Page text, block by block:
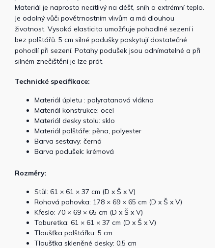
Materiál je naprosto necitlivý na déšť, sníh a extrémní teplo.
Je odolný vůči povětrnostním vlivům a má dlouhou
životnost. Vysoká elasticita umožňuje pohodlné sezení i
bez polštářů. 5 cm silné podušky poskytují dostatečné
pohodlí při sezení. Potahy podušek jsou odnímatelné a při
silném znečištění je lze prát.
Technické specifikace:
Materiál úpletu : polyratanová vlákna
Materiál konstrukce: ocel
Materiál desky stolu: sklo
Materiál polštáře: pěna, polyester
Barva sestavy: černá
Barva podušek: krémová
Rozměry:
Stůl: 61 × 61 × 37 cm (D x Š x V)
Rohová pohovka: 178 × 69 × 65 cm (D x Š x V)
Křeslo: 70 × 69 × 65 cm (D x Š x V)
Taburetka: 61 × 61 × 37 cm (D x Š x V)
Tloušťka polštářku: 5 cm
Tloušťka skleněné desky: 0,5 cm